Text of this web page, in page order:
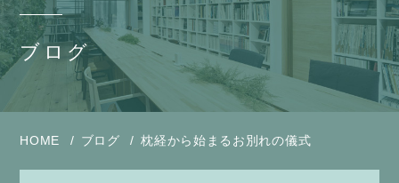
ブログ
HOME ブログ 枕経から始まるお別れの儀式